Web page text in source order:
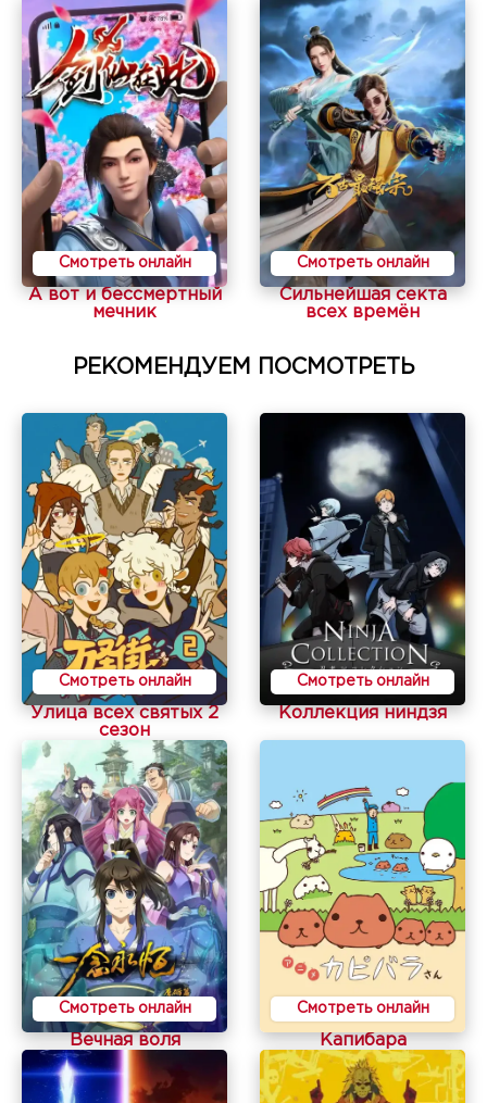
Смотреть онлайн
А вот и бессмертный
мечник
Смотреть онлайн
Сильнейшая секта
всех времён
РЕКОМЕНДУЕМ ПОСМОТРЕТЬ
Смотреть онлайн
Улица всех святых 2
сезон
Смотреть онлайн
Коллекция ниндзя
Смотреть онлайн
Вечная воля
Смотреть онлайн
Капибара